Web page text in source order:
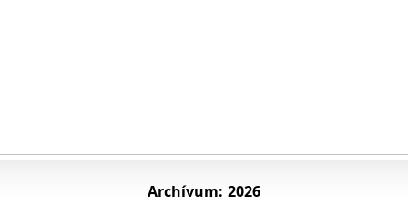
Archívum: 2026